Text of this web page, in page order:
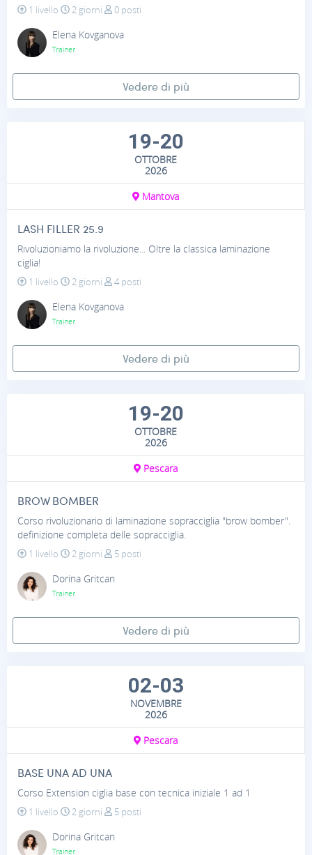
1 livello
2 giorni
0 posti
Elena Kovganova
Trainer
Vedere di più
19-20
OTTOBRE
2026
Mantova
LASH FILLER 25.9
Rivoluzioniamo la rivoluzione... Oltre la classica laminazione
ciglia!
1 livello
2 giorni
4 posti
Elena Kovganova
Trainer
Vedere di più
19-20
OTTOBRE
2026
Pescara
BROW BOMBER
Corso rivoluzionario di laminazione sopracciglia "brow bomber".
definizione completa delle sopracciglia.
1 livello
2 giorni
5 posti
Dorina Gritcan
Trainer
Vedere di più
02-03
NOVEMBRE
2026
Pescara
BASE UNA AD UNA
Corso Extension ciglia base con tecnica iniziale 1 ad 1
1 livello
2 giorni
5 posti
Dorina Gritcan
Trainer